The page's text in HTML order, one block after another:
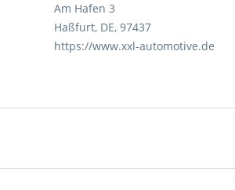
Am Hafen 3
Haßfurt, DE, 97437
https://www.xxl-automotive.de